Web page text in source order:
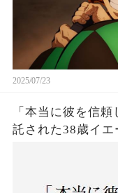
2025/07/23
「本当に彼を信
託された38歳イ